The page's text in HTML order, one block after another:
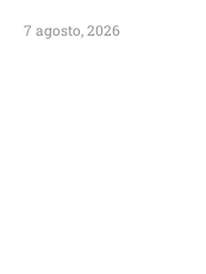
7 agosto, 2026